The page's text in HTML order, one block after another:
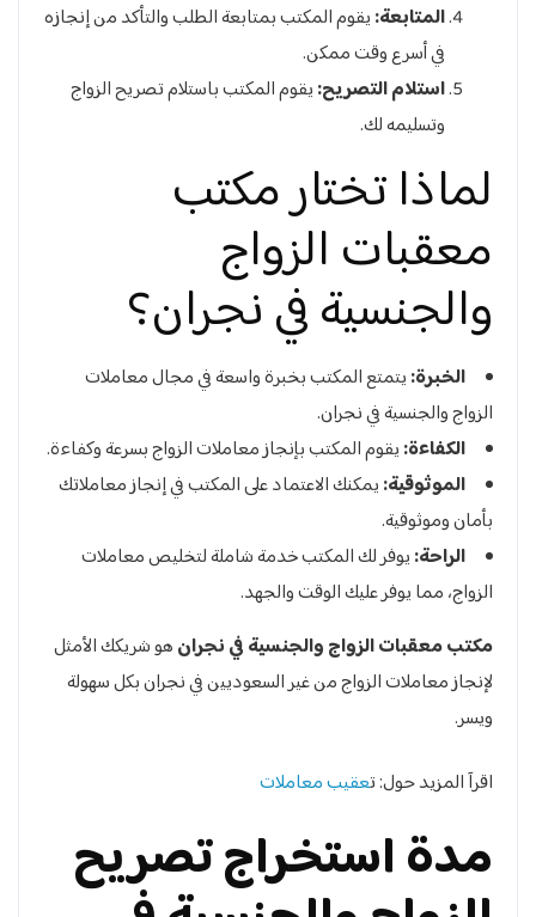
المتابعة:يقوم المكتب بمتابعة الطلب والتأكد من إنجازه
في أسرع وقت ممكن.
استلام التصريح:يقوم المكتب باستلام تصريح الزواج
وتسليمه لك.
لماذا تختار مكتب
معقبات الزواج
والجنسية في نجران؟
الخبرة:يتمتع المكتب بخبرة واسعة في مجال معاملات
الزواج والجنسية في نجران.
الكفاءة:يقوم المكتب بإنجاز معاملات الزواج بسرعة وكفاءة.
الموثوقية:يمكنك الاعتماد على المكتب في إنجاز معاملاتك
بأمان وموثوقية.
الراحة:يوفر لك المكتب خدمة شاملة لتخليص معاملات
الزواج، مما يوفر عليك الوقت والجهد.
مكتب معقبات الزواج والجنسية في نجرانهو شريكك الأمثل
لإنجاز معاملات الزواج من غير السعوديين في نجران بكل سهولة
ويسر.
اقرآ المزيد حول: تعقيب معاملات
مدة استخراج تصريح